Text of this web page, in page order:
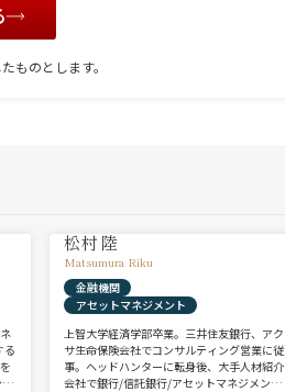
ものとします。
る
松村 陸
Matsumura Riku
金融機関
アセットマネジメント
上智大学経済学部卒業。三井住友銀行、アク
サ生命保険会社でコンサルティング営業に従
事。ヘッドハンターに転身後、大手人材紹介
会社で銀行/信託銀行/アセットマネジメント